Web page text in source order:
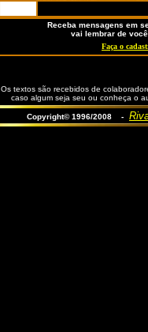
Receba mensagens em
vai lembrar de
Faça o
Os textos são recebidos de
caso algum seja seu ou conheça o
Copyright© 1996/2008 -